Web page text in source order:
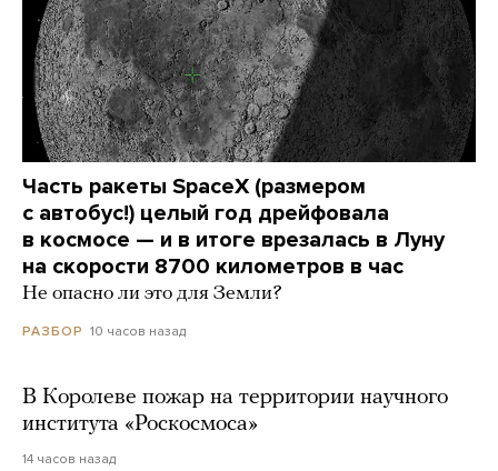
Часть ракеты SpaceX (размером
с автобус!) целый год дрейфовала
в космосе — и в итоге врезалась в Луну
на скорости 8700 километров в час
Не опасно ли это для Земли?
РАЗБОР 10 часов назад
В Королеве пожар на территории научного
института «Роскосмоса»
14 часов назад